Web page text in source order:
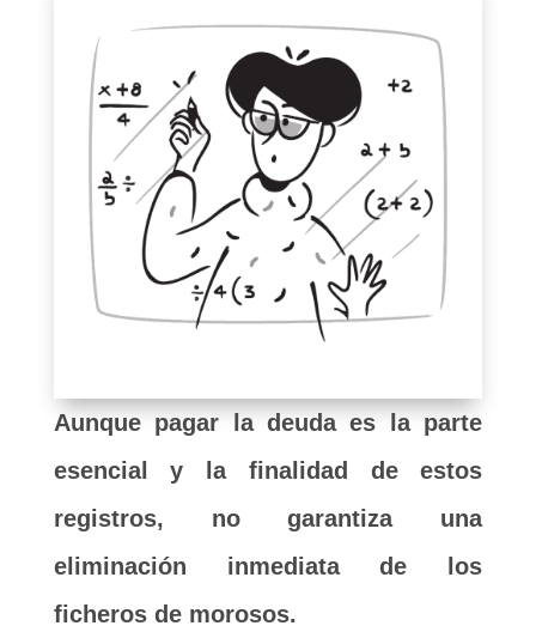
Aunque pagar la deuda es la parte
esencial y la finalidad de estos
registros, no garantiza una
eliminación inmediata de los
ficheros de morosos.